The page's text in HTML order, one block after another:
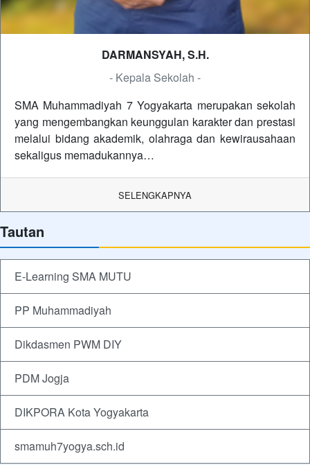
DARMANSYAH, S.H.
- Kepala Sekolah -
SMA Muhammadiyah 7 Yogyakarta merupakan sekolah
yang mengembangkan keunggulan karakter dan prestasi
melalui bidang akademik, olahraga dan kewirausahaan
sekaligus memadukannya…
SELENGKAPNYA
Tautan
E-Learning SMA MUTU
PP Muhammadiyah
Dikdasmen PWM DIY
PDM Jogja
DIKPORA Kota Yogyakarta
smamuh7yogya.sch.id